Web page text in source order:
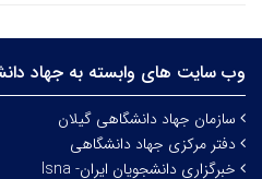
وب سایت های وابسته به جهاد
سازمان جهاد دانشگاهی گیلان
دفتر مرکزی جهاد دانشگاهی
خبرگزاری دانشجویان ایران- Isna